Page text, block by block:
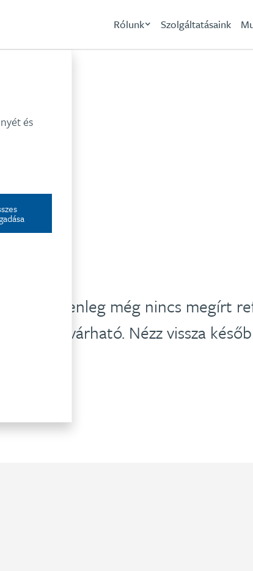
Szolgáltatásaink
Rólunk
és
EDP Renewables
jelenleg még nincs megírt
várható. Nézz vissza